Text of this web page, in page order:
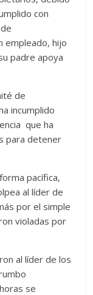
con
empleado, hijo
padre apoya
de
incumplido
que ha
para detener
pacífica,
al líder de
por el simple
violadas por
al líder de los
se